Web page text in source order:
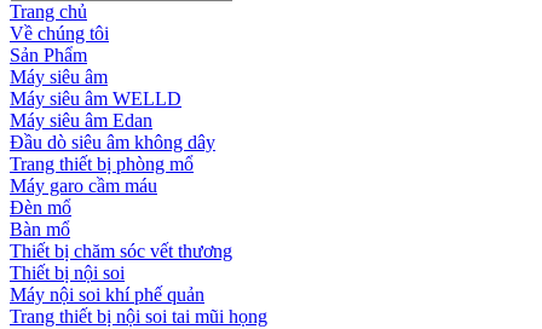
Trang chủ
Về chúng tôi
Sản Phẩm
Máy siêu âm
Máy siêu âm WELLD
Máy siêu âm Edan
Đầu dò siêu âm không dây
Trang thiết bị phòng mổ
Máy garo cầm máu
Đèn mổ
Bàn mổ
Thiết bị chăm sóc vết thương
Thiết bị nội soi
Máy nội soi khí phế quản
Trang thiết bị nội soi tai mũi họng